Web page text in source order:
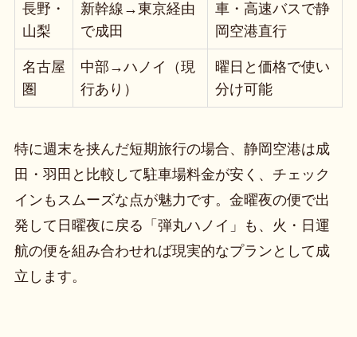
長野・
山梨
新幹線→東京経由
で成田
車・高速バスで静
岡空港直行
名古屋
圏
中部→ハノイ（現
行あり）
曜日と価格で使い
分け可能
特に週末を挟んだ短期旅行の場合、静岡空港は成
田・羽田と比較して駐車場料金が安く、チェック
インもスムーズな点が魅力です。金曜夜の便で出
発して日曜夜に戻る「弾丸ハノイ」も、火・日運
航の便を組み合わせれば現実的なプランとして成
立します。